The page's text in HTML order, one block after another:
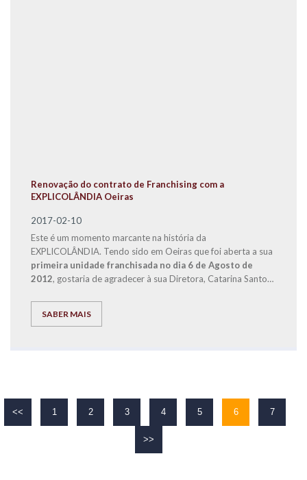
Renovação do contrato de Franchising com a
EXPLICOLÂNDIA Oeiras
2017-02-10
Este é um momento marcante na história da
EXPLICOLÂNDIA. Tendo sido em Oeiras que foi aberta a sua
primeira unidade franchisada no dia 6 de Agosto de
2012, gostaria de agradecer à sua Diretora, Catarina Santos,
Pela qualidade do trabalho desenvolvido diariamente com
todos os seus alunos e formandos, a
atualmente uma referência em Oeiras
SABER MAIS
<< 1 2 3 4 5 6 7
>>